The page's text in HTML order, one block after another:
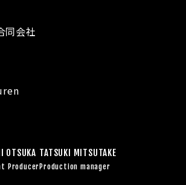
同会社
OTSUKA
Producer
TATSUKI MITSUTAKE
Production manager